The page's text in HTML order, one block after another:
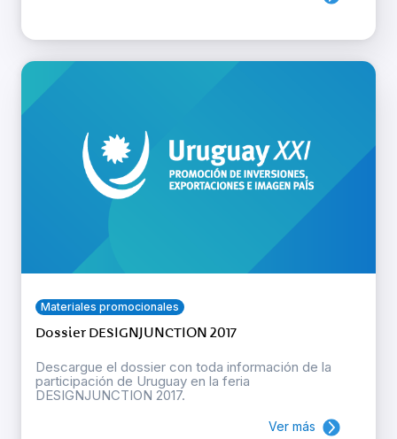
Materiales promocionales
Dossier DESIGNJUNCTION 2017
Descargue el dossier con toda información de la
participación de Uruguay en la feria
DESIGNJUNCTION 2017.
Ver más